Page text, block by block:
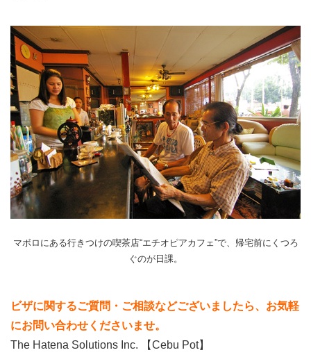
マボロにある行きつけの喫茶店“エチオピアカフェ”で、帰宅前にくつろ
ぐのが日課。
ビザに関するご質問・ご相談などございましたら、 お気軽
にお問い合わせくださいませ。
The Hatena Solutions Inc. 【Cebu Pot】